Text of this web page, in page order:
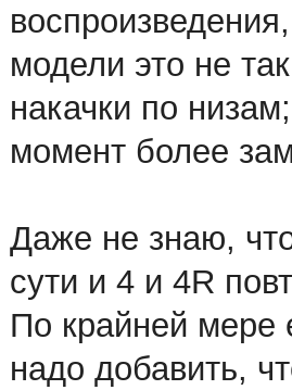
модели это не
накачки по
момент более
Даже не знаю,
сути и 4 и 4R
По крайней мере
надо добавить,